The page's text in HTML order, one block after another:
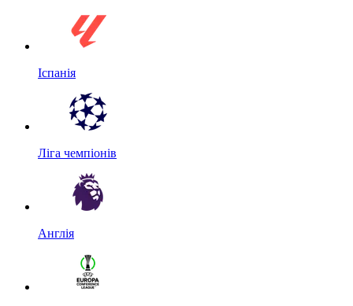
Іспанія
Ліга чемпіонів
Англія